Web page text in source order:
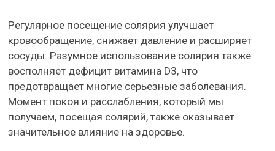
Регулярное посещение солярия улучшает
кровообращение, снижает давление и расширяет
сосуды. Разумное использование солярия также
восполняет дефицит витамина D3, что
предотвращает многие серьезные заболевания.
Момент покоя и расслабления, который мы
получаем, посещая солярий, также оказывает
значительное влияние на здоровье.